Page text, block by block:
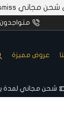
متواجدون
عروض مميزة